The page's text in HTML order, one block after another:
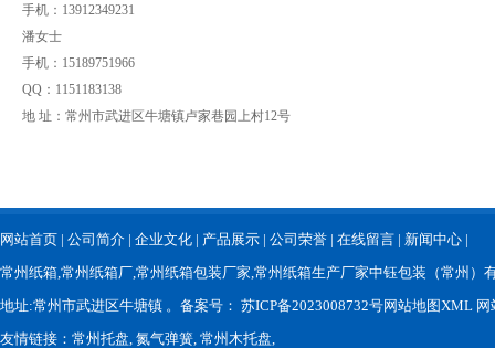
手机：13912349231
潘女士
手机：15189751966
QQ：1151183138
地 址：常州市武进区牛塘镇卢家巷园上村12号
网站首页 | 公司简介 | 企业文化 | 产品展示 | 公司荣誉 | 在线留言 | 新闻中心 |
常州纸箱 常州纸箱厂 常州纸箱包装厂家 常州纸箱生产厂家中钰包装（常州）
地址:常州市武进区牛塘镇 。备案号： 苏ICP备2023008732号网站地图XML 网
友情链接： 常州托盘 氮气弹簧 常州木托盘